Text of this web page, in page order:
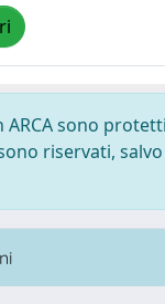
ARCA sono
riservati,